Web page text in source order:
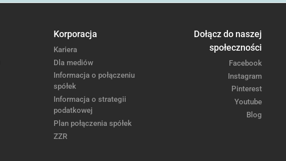
Korporacja
Kariera
Dla mediów
Informacja o połączeniu
spółek
Informacja o strategii
podatkowej
Plan połączenia spółek
ZZR
Dołącz do naszej
społeczności
Facebook
Instagram
Pinterest
Youtube
Blog